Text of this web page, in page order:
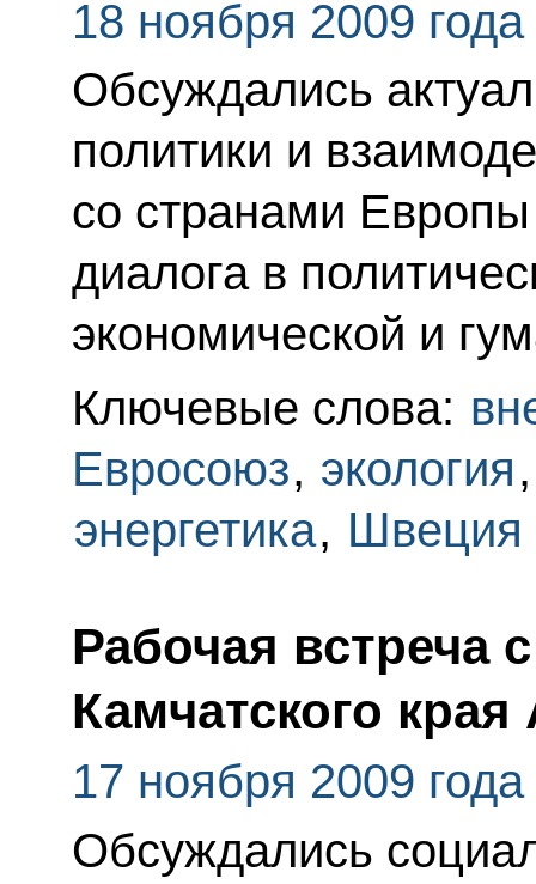
18 ноября 2009 года
Обсуждались
политики и
со странами
диалога в
экономической и
Ключевые слова:
Евросоюз, экология
энергетика, Швеция
Рабочая встреча
Камчатского
17 ноября 2009 года
Обсуждались